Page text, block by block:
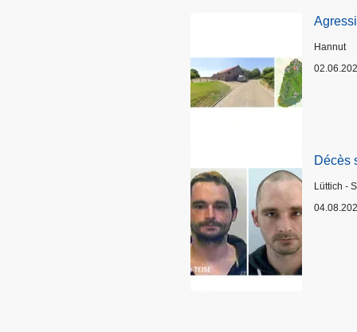
Standort
Hannut
Décès
Standort
Lüttich -